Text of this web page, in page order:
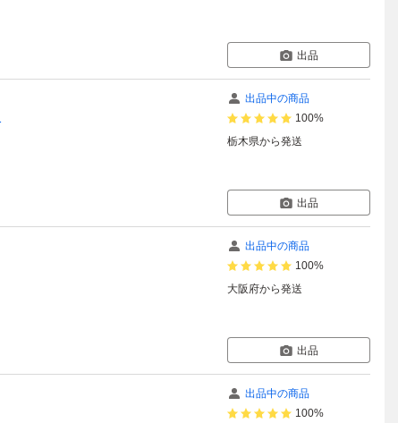
出品
出品中の商品
100%
栃木県から発送
出品
出品中の商品
100%
大阪府から発送
出品
出品中の商品
100%